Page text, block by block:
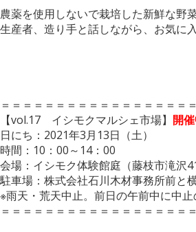
農薬を使用しないで栽培した新鮮な野
生産者、造り手と話しながら、お気に
＝＝＝＝＝＝＝＝＝＝＝＝＝＝＝＝＝
【vol.17 イシモクマルシェ市場】 開
日にち：2021年3月13日（土）
時間：10：00～14：00
会場：イシモク体験館庭（藤枝市滝沢
駐車場：株式会社石川木材事務所前と
※雨天・荒天中止。前日の午前中に中止
＝＝＝＝＝＝＝＝＝＝＝＝＝＝＝＝＝